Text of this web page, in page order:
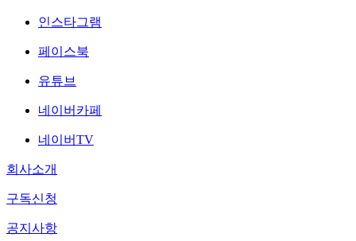
인스타그램
페이스북
유튜브
네이버카페
네이버TV
회사소개
구독신청
공지사항